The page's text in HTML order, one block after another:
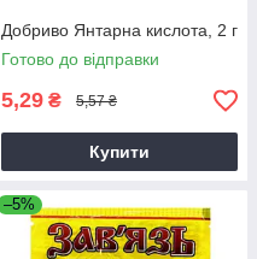
Добриво Янтарна кислота, 2 г
Готово до відправки
5,29 ₴ 5,57 ₴
Купити
–5%